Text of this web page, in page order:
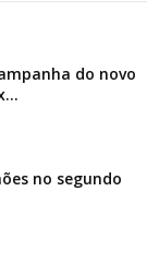
do novo
no segundo